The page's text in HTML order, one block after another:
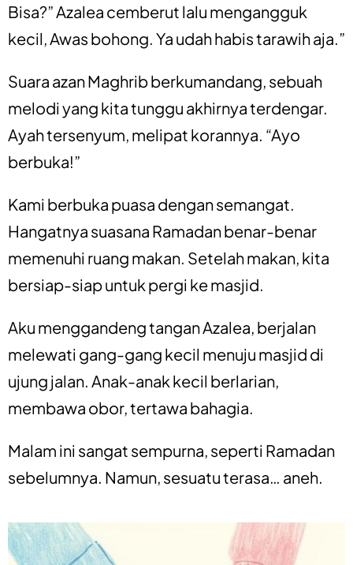
Bisa?” Azalea cemberut lalu mengangguk
kecil, Awas bohong. Ya udah habis tarawih aja.”
Suara azan Maghrib berkumandang, sebuah
melodi yang kita tunggu akhirnya terdengar.
Ayah tersenyum, melipat korannya. “Ayo
berbuka!”
Kami berbuka puasa dengan semangat.
Hangatnya suasana Ramadan benar-benar
memenuhi ruang makan. Setelah makan, kita
bersiap-siap untuk pergi ke masjid.
Aku menggandeng tangan Azalea, berjalan
melewati gang-gang kecil menuju masjid di
ujung jalan. Anak-anak kecil berlarian,
membawa obor, tertawa bahagia.
Malam ini sangat sempurna, seperti Ramadan
sebelumnya. Namun, sesuatu terasa… aneh.